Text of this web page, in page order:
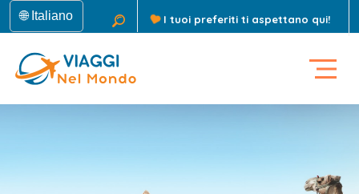
🌐 Italiano I tuoi preferiti ti aspettano qui!